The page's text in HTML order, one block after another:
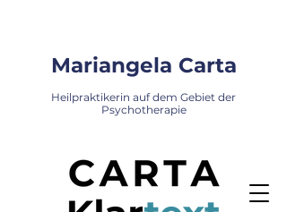
Mariangela Carta
Heilpraktikerin auf dem Gebiet der
Psychotherapie